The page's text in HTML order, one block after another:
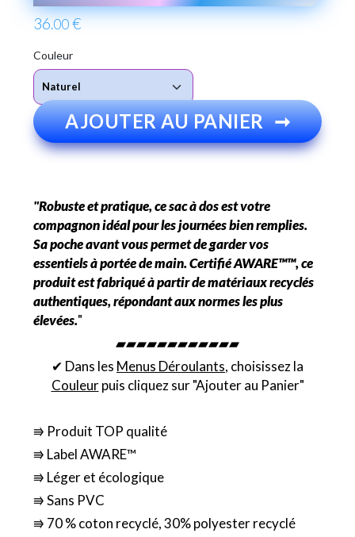
36.00 €
Couleur
AJOUTER AU PANIER ➞
"Robuste et pratique, ce sac à dos est votre
compagnon idéal pour les journées bien remplies.
Sa poche avant vous permet de garder vos
essentiels à portée de main. Certifié AWARE™™, ce
produit est fabriqué à partir de matériaux recyclés
authentiques, répondant aux normes les plus
élevées."
▰▰▰▰▰▰▰▰▰▰▰▰
✔ Dans les Menus Déroulants, choisissez la
Couleurpuis cliquez sur "Ajouter au Panier"
⭆ Produit TOP qualité
⭆ Label AWARE™
⭆ Léger et écologique
⭆ Sans PVC
⭆ 70 % coton recyclé, 30% polyester recyclé